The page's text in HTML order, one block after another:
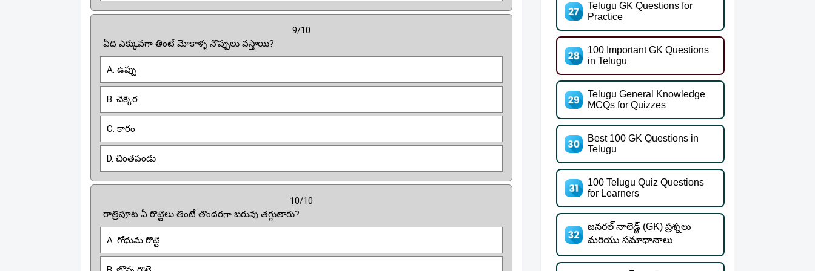
9/10
ఏది ఎక్కువగా తింటే మోకాళ్ళ నొప్పులు వస్తాయి?
A. ఉప్పు
B. చెక్కెర
C. కారం
D. చింతపండు
10/10
రాత్రిపూట ఏ రొట్టెలు తింటే తొందరగా బరువు తగ్గుతారు?
A. గోధుమ రొట్టె
Telugu GK Questions for
Practice
100 Important GK Questions
in Telugu
Telugu General Knowledge
MCQs for Quizzes
Best 100 GK Questions in
Telugu
100 Telugu Quiz Questions
for Learners
జనరల్ నాలెడ్జ్ (GK) ప్రశ్నలు
మరియు సమాధానాలు